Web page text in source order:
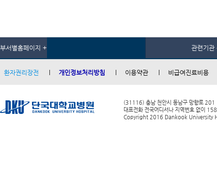
부서별홈페이지 + 관련기관
환자권리장전 개인정보처리방침 이용약관 비급여진료비용
(31116) 충남 천안시 동남구 망향로 201
대표전화 전국어디서나 지역번호 없이
Copyright 2016 Dankook University